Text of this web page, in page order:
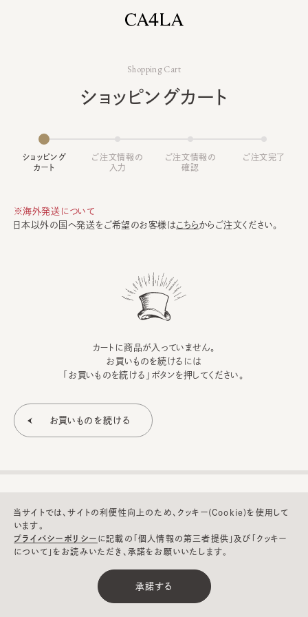
Shopping Cart
ショッピングカート
ショッピング
カート
ご注文情報の
入力
ご注文情報の
確認
ご注文完了
※海外発送について
日本以外の国へ発送をご希望のお客様はこちらからご注文ください。
カートに商品が入っていません。
お買いものを続けるには
「お買いものを続ける」ボタンを押してください。
©CA4LA INC. All Rights Reserved.
当サイトでは、サイトの利便性向上のため、クッキー(Cookie)を使用して
います。
プライバシーポリシー に記載の「個人情報の第三者提供」及び「クッキー
について」をお読みいただき、承諾をお願いいたします。
承諾する